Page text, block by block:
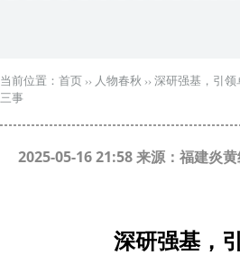
当前位置： 首页 ›› 人物春秋 ›› 深研强基，引
三事
2025-05-16 21:58 来源：福建炎
深研强基，